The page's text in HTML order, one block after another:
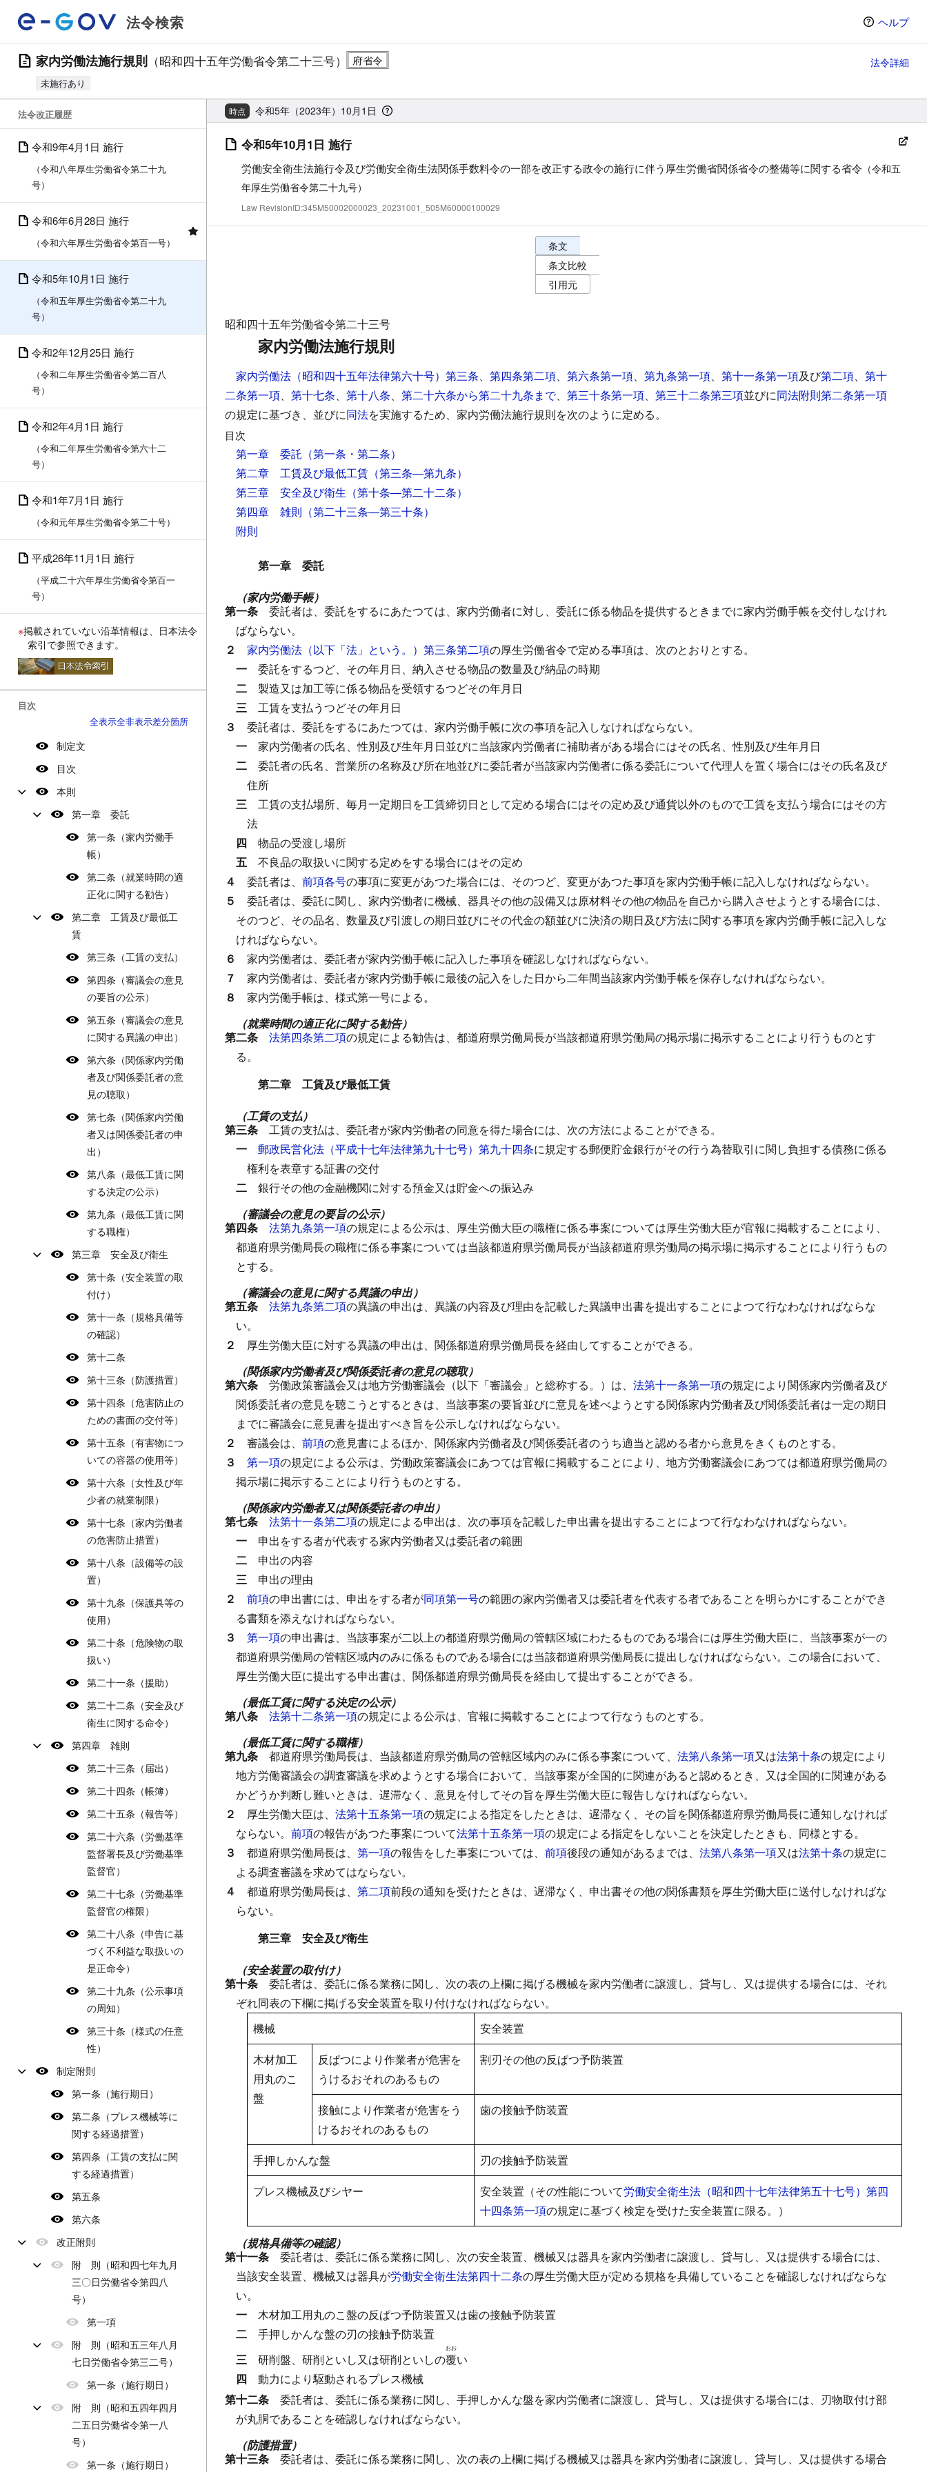
法令検索 ヘルプ
家内労働法施行規則 （昭和四十五年労働省令第二十三号）
未施行あり
法令詳細
法令改正履歴
令和9年4月1日 施行
（令和八年厚生労働省令第二十九
号）
令和6年6月28日 施行
（令和六年厚生労働省令第百一号）
令和5年10月1日 施行
（令和五年厚生労働省令第二十九
号）
令和2年12月25日 施行
（令和二年厚生労働省令第二百八
号）
令和2年4月1日 施行
（令和二年厚生労働省令第六十二
号）
令和1年7月1日 施行
（令和元年厚生労働省令第二十号）
平成26年11月1日 施行
（平成二十六年厚生労働省令第百一
号）
※掲載されていない沿革情報は、日本法令
索引で参照できます。
目次
全表示全非表示差分箇所
制定文
目次
本則
第一章 委託
第一条（家内労働手
帳）
第二条（就業時間の適
正化に関する勧告）
第二章 工賃及び最低工
賃
第三条（工賃の支払）
第四条（審議会の意見
の要旨の公示）
第五条（審議会の意見
に関する異議の申出）
第六条（関係家内労働
者及び関係委託者の意
見の聴取）
第七条（関係家内労働
者又は関係委託者の申
出）
第八条（最低工賃に関
する決定の公示）
第九条（最低工賃に関
する職権）
第三章 安全及び衛生
第十条（安全装置の取
付け）
第十一条（規格具備等
の確認）
第十二条
第十三条（防護措置）
第十四条（危害防止の
ための書面の交付等）
第十五条（有害物につ
いての容器の使用等）
第十六条（女性及び年
少者の就業制限）
第十七条（家内労働者
の危害防止措置）
第十八条（設備等の設
置）
第十九条（保護具等の
使用）
第二十条（危険物の取
扱い）
第二十一条（援助）
第二十二条（安全及び
衛生に関する命令）
第四章 雑則
第二十三条（届出）
第二十四条（帳簿）
第二十五条（報告等）
第二十六条（労働基準
監督署長及び労働基準
監督官）
第二十七条（労働基準
監督官の権限）
第二十八条（申告に基
づく不利益な取扱いの
是正命令）
第二十九条（公示事項
の周知）
第三十条（様式の任意
性）
制定附則
第一条（施行期日）
第二条（プレス機械等に
関する経過措置）
第四条（工賃の支払に関
する経過措置）
第五条
第六条
改正附則
附 則（昭和四七年九月
三〇日労働省令第四八
号）
第一項
附 則（昭和五三年八月
七日労働省令第三二号）
第一条（施行期日）
附 則（昭和五四年四月
二五日労働省令第一八
号）
第一条（施行期日）
時点 令和5年（2023年）10月1日
令和5年10月1日 施行
労働安全衛生法施行令及び労働安全衛生法関係手数料令の一部を改正する政令の施行に伴う厚生労働省関係省令の整備等に関する省令 （令和五
年厚生労働省令第二十九号）
Law RevisionID:345M50002000023_20231001_505M60000100029
条文表示オプション（選択すると条文の表示方法が変わります）
条文
条文比較
引用元
昭和四十五年労働省令第二十三号
家内労働法施行規則
家内労働法（昭和四十五年法律第六十号）第三条、 第四条第二項、 第六条第一項、 第九条第一項、 第十一条第一項及び第二項、 第十
二条第一項、 第十七条、 第十八条、 第二十六条から第二十九条まで、 第三十条第一項、 第三十二条第三項並びに同法附則第二条第一項
の規定に基づき、並びに同法を実施するため、家内労働法施行規則を次のように定める。
目次
第一章 委託 （第一条・第二条）
第二章 工賃及び最低工賃 （第三条―第九条）
第三章 安全及び衛生 （第十条―第二十二条）
第四章 雑則 （第二十三条―第三十条）
附則
第一章 委託
（家内労働手帳）
第一条 委託者は、委託をするにあたつては、家内労働者に対し、委託に係る物品を提供するときまでに家内労働手帳を交付しなけれ
ばならない。
２ 家内労働法（以下「法」という。）第三条第二項の厚生労働省令で定める事項は、次のとおりとする。
一 委託をするつど、その年月日、納入させる物品の数量及び納品の時期
二 製造又は加工等に係る物品を受領するつどその年月日
三 工賃を支払うつどその年月日
３ 委託者は、委託をするにあたつては、家内労働手帳に次の事項を記入しなければならない。
一 家内労働者の氏名、性別及び生年月日並びに当該家内労働者に補助者がある場合にはその氏名、性別及び生年月日
二 委託者の氏名、営業所の名称及び所在地並びに委託者が当該家内労働者に係る委託について代理人を置く場合にはその氏名及び
住所
三 工賃の支払場所、毎月一定期日を工賃締切日として定める場合にはその定め及び通貨以外のもので工賃を支払う場合にはその方
法
四 物品の受渡し場所
五 不良品の取扱いに関する定めをする場合にはその定め
４ 委託者は、 前項各号の事項に変更があつた場合には、そのつど、変更があつた事項を家内労働手帳に記入しなければならない。
５ 委託者は、委託に関し、家内労働者に機械、器具その他の設備又は原材料その他の物品を自己から購入させようとする場合には、
そのつど、その品名、数量及び引渡しの期日並びにその代金の額並びに決済の期日及び方法に関する事項を家内労働手帳に記入しな
ければならない。
６ 家内労働者は、委託者が家内労働手帳に記入した事項を確認しなければならない。
７ 家内労働者は、委託者が家内労働手帳に最後の記入をした日から二年間当該家内労働手帳を保存しなければならない。
８ 家内労働手帳は、様式第一号による。
（就業時間の適正化に関する勧告）
第二条 法第四条第二項の規定による勧告は、都道府県労働局長が当該都道府県労働局の掲示場に掲示することにより行うものとす
る。
第二章 工賃及び最低工賃
（工賃の支払）
第三条 工賃の支払は、委託者が家内労働者の同意を得た場合には、次の方法によることができる。
一 郵政民営化法（平成十七年法律第九十七号）第九十四条に規定する郵便貯金銀行がその行う為替取引に関し負担する債務に係る
権利を表章する証書の交付
二 銀行その他の金融機関に対する預金又は貯金への振込み
（審議会の意見の要旨の公示）
第四条 法第九条第一項の規定による公示は、厚生労働大臣の職権に係る事案については厚生労働大臣が官報に掲載することにより、
都道府県労働局長の職権に係る事案については当該都道府県労働局長が当該都道府県労働局の掲示場に掲示することにより行うもの
とする。
（審議会の意見に関する異議の申出）
第五条 法第九条第二項の異議の申出は、異議の内容及び理由を記載した異議申出書を提出することによつて行なわなければならな
い。
２ 厚生労働大臣に対する異議の申出は、関係都道府県労働局長を経由してすることができる。
（関係家内労働者及び関係委託者の意見の聴取）
第六条 労働政策審議会又は地方労働審議会（以下「審議会」と総称する。）は、 法第十一条第一項の規定により関係家内労働者及び
関係委託者の意見を聴こうとするときは、当該事案の要旨並びに意見を述べようとする関係家内労働者及び関係委託者は一定の期日
までに審議会に意見書を提出すべき旨を公示しなければならない。
２ 審議会は、 前項の意見書によるほか、関係家内労働者及び関係委託者のうち適当と認める者から意見をきくものとする。
３ 第一項の規定による公示は、労働政策審議会にあつては官報に掲載することにより、地方労働審議会にあつては都道府県労働局の
掲示場に掲示することにより行うものとする。
（関係家内労働者又は関係委託者の申出）
第七条 法第十一条第二項の規定による申出は、次の事項を記載した申出書を提出することによつて行なわなければならない。
一 申出をする者が代表する家内労働者又は委託者の範囲
二 申出の内容
三 申出の理由
２ 前項の申出書には、申出をする者が同項第一号の範囲の家内労働者又は委託者を代表する者であることを明らかにすることができ
る書類を添えなければならない。
３ 第一項の申出書は、当該事案が二以上の都道府県労働局の管轄区域にわたるものである場合には厚生労働大臣に、当該事案が一の
都道府県労働局の管轄区域内のみに係るものである場合には当該都道府県労働局長に提出しなければならない。 この場合において、
厚生労働大臣に提出する申出書は、関係都道府県労働局長を経由して提出することができる。
（最低工賃に関する決定の公示）
第八条 法第十二条第一項の規定による公示は、官報に掲載することによつて行なうものとする。
（最低工賃に関する職権）
第九条 都道府県労働局長は、当該都道府県労働局の管轄区域内のみに係る事案について、 法第八条第一項又は法第十条の規定により
地方労働審議会の調査審議を求めようとする場合において、当該事案が全国的に関連があると認めるとき、又は全国的に関連がある
かどうか判断し難いときは、遅滞なく、意見を付してその旨を厚生労働大臣に報告しなければならない。
２ 厚生労働大臣は、 法第十五条第一項の規定による指定をしたときは、遅滞なく、その旨を関係都道府県労働局長に通知しなければ
ならない。 前項の報告があつた事案について法第十五条第一項の規定による指定をしないことを決定したときも、同様とする。
３ 都道府県労働局長は、 第一項の報告をした事案については、 前項後段の通知があるまでは、 法第八条第一項又は法第十条の規定に
よる調査審議を求めてはならない。
４ 都道府県労働局長は、 第二項前段の通知を受けたときは、遅滞なく、申出書その他の関係書類を厚生労働大臣に送付しなければな
らない。
第三章 安全及び衛生
（安全装置の取付け）
第十条 委託者は、委託に係る業務に関し、次の表の上欄に掲げる機械を家内労働者に譲渡し、貸与し、又は提供する場合には、それ
ぞれ同表の下欄に掲げる安全装置を取り付けなければならない。
機械
安全装置
木材加工
用丸のこ
盤
反ぱつにより作業者が危害を
うけるおそれのあるもの
割刃その他の反ぱつ予防装置
接触により作業者が危害をう
けるおそれのあるもの
歯の接触予防装置
手押しかんな盤
刃の接触予防装置
プレス機械及びシヤー
安全装置（その性能について労働安全衛生法（昭和四十七年法律第五十七号）第四
十四条第一項の規定に基づく検定を受けた安全装置に限る。）
（規格具備等の確認）
第十一条 委託者は、委託に係る業務に関し、次の安全装置、機械又は器具を家内労働者に譲渡し、貸与し、又は提供する場合には、
当該安全装置、機械又は器具が労働安全衛生法第四十二条の厚生労働大臣が定める規格を具備していることを確認しなければならな
い。
一 木材加工用丸のこ盤の反ぱつ予防装置又は歯の接触予防装置
二 手押しかんな盤の刃の接触予防装置
三 研削盤、研削といし又は研削といしの覆
おお
い
四 動力により駆動されるプレス機械
第十二条 委託者は、委託に係る業務に関し、手押しかんな盤を家内労働者に譲渡し、貸与し、又は提供する場合には、刃物取付け部
が丸胴であることを確認しなければならない。
（防護措置）
第十三条 委託者は、委託に係る業務に関し、次の表の上欄に掲げる機械又は器具を家内労働者に譲渡し、貸与し、又は提供する場合